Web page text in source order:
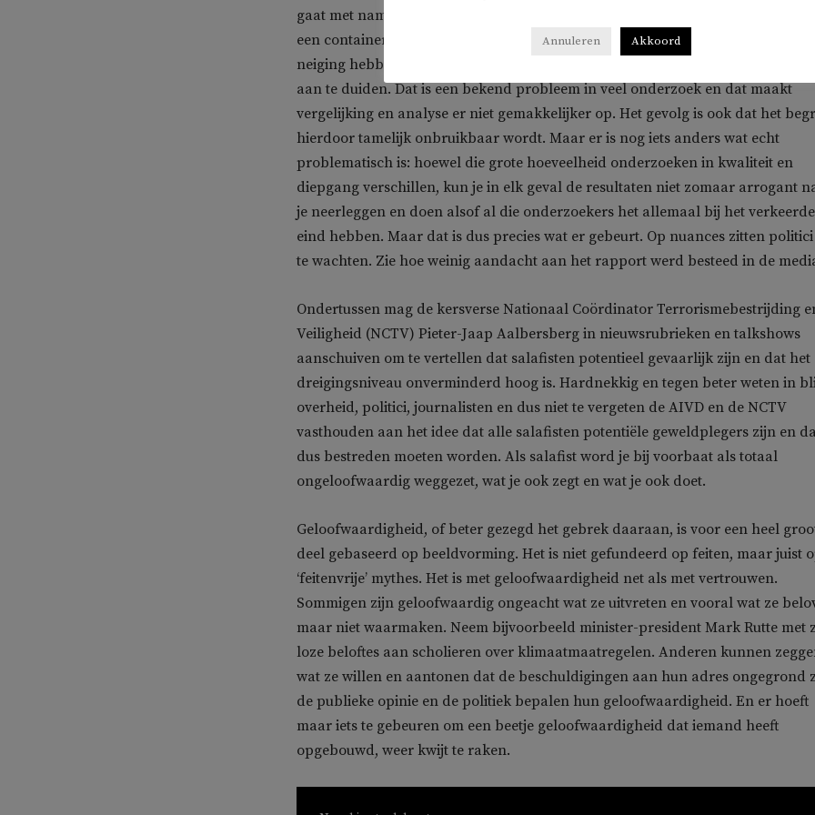
gaat met name over hoe dat begrip door anderen wordt gehanteerd. Salafisme
een containerbegrip en het problematische daarvan is dat onderzoekers de
neiging hebben totaal verschillende verschijnselen allemaal met datzelfde
aan te duiden. Dat is een bekend probleem in veel onderzoek en dat maakt
vergelijking en analyse er niet gemakkelijker op. Het gevolg is ook dat het
hierdoor tamelijk onbruikbaar wordt. Maar er is nog iets anders wat echt
problematisch is: hoewel die grote hoeveelheid onderzoeken in kwaliteit en
diepgang verschillen, kun je in elk geval de resultaten niet zomaar arrogant
je neerleggen en doen alsof al die onderzoekers het allemaal bij het verkeerde
eind hebben. Maar dat is dus precies wat er gebeurt. Op nuances zitten
te wachten. Zie hoe weinig aandacht aan het rapport werd besteed in de
Ondertussen mag de kersverse Nationaal Coördinator Terrorismebestrijding
Veiligheid (NCTV) Pieter-Jaap Aalbersberg in nieuwsrubrieken en talkshows
aanschuiven om te vertellen dat salafisten potentieel gevaarlijk zijn en dat het
dreigingsniveau onverminderd hoog is. Hardnekkig en tegen beter weten in
overheid, politici, journalisten en dus niet te vergeten de AIVD en de NCTV
vasthouden aan het idee dat alle salafisten potentiële geweldplegers zijn en
dus bestreden moeten worden. Als salafist word je bij voorbaat als totaal
ongeloofwaardig weggezet, wat je ook zegt en wat je ook doet.
Geloofwaardigheid, of beter gezegd het gebrek daaraan, is voor een heel
deel gebaseerd op beeldvorming. Het is niet gefundeerd op feiten, maar juist
‘feitenvrije’ mythes. Het is met geloofwaardigheid net als met vertrouwen.
Sommigen zijn geloofwaardig ongeacht wat ze uitvreten en vooral wat ze
maar niet waarmaken. Neem bijvoorbeeld minister-president Mark Rutte met
loze beloftes aan scholieren over klimaatmaatregelen. Anderen kunnen
wat ze willen en aantonen dat de beschuldigingen aan hun adres ongegrond
de publieke opinie en de politiek bepalen hun geloofwaardigheid. En er hoeft
maar iets te gebeuren om een beetje geloofwaardigheid dat iemand heeft
opgebouwd, weer kwijt te raken.
Annuleren Akkoord